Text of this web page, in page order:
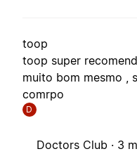
toop
toop super
muito bom mesmo ,
comrpo
D
Doctors Club · 3